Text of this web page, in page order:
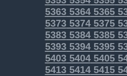
536353645365
537353745375
538353845385
539353945395
540354045405
541354145415